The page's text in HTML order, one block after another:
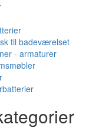
til badeværelset
- armaturer